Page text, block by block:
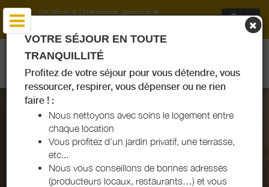
Site Officiel de l'hébergement , partenaire de
VILLA THE PARADISE - LOCATION ET CHAMBRES D'HÔTES -
SALLES - VAL DE L'EYRE
VOTRE SÉJOUR EN TOUTE
TRANQUILLITÉ
Profitez de votre séjour pour vous détendre, vous
ressourcer, respirer, vous dépenser ou ne rien
faire ! :
Nous nettoyons avec soins le logement entre
chaque location
Vous profitez d’un jardin privatif, une terrasse,
etc...
Nous vous conseillons de bonnes adresses
(producteurs locaux, restaurants…) et vous